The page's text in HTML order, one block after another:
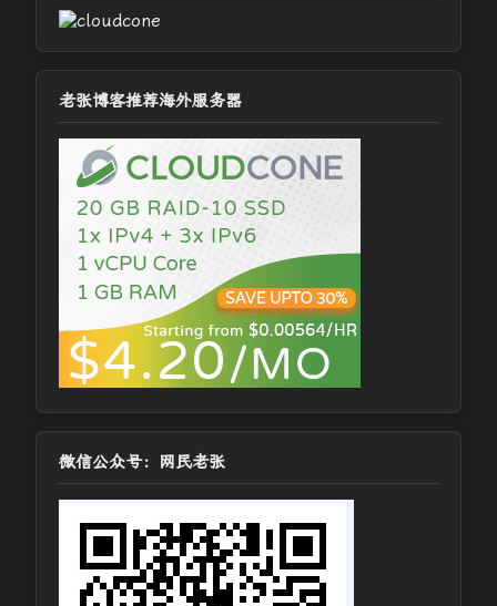
老张博客推荐海外服务器
微信公众号：网民老张